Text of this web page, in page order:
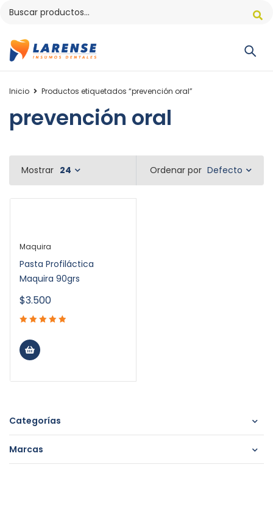
Inicio Productos etiquetados “prevención oral”
prevención oral
Categorías
Marcas
Ordenar por Defecto
Mostrar 24
Maquira
Pasta Profiláctica
Maquira 90grs
$3.500